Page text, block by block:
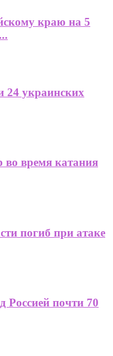
краю на 5
украинских
время катания
погиб при атаке
почти 70